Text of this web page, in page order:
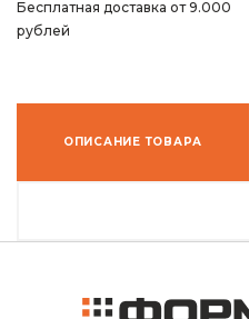
Бесплатная доставка от 9.000
рублей
ОПИСАНИЕ ТОВАРА